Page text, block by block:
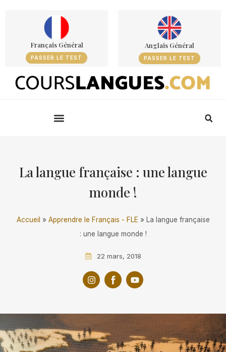
Français Général
PASSER LE TEST
Anglais Général
PASSER LE TEST
La langue française : une langue
monde !
Accueil » Apprendre le Français - FLE » La langue française
: une langue monde !
22 mars, 2018